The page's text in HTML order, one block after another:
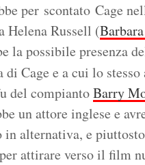
per scontato Cage
Helena Russell (
la possibile presenza
Cage e a cui lo
del compiantoBarry
un attore inglese e
in alternativa, e
attirare verso il film